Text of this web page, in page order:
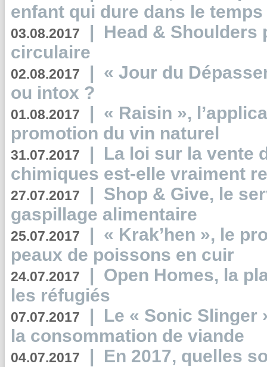
enfant qui dure dans le temps
03.08.2017 | Head & Shoulders
circulaire
02.08.2017 | « Jour du
ou intox ?
01.08.2017 | « Raisin »,
promotion du vin naturel
31.07.2017 | La loi sur la vente
chimiques est-elle vraiment
27.07.2017 | Shop & Give, le
gaspillage alimentaire
25.07.2017 | « Krak’hen », le
peaux de poissons en cuir
24.07.2017 | Open Homes, la
les réfugiés
07.07.2017 | Le « Sonic Slinger
la consommation de viande
04.07.2017 | En 2017, quelles